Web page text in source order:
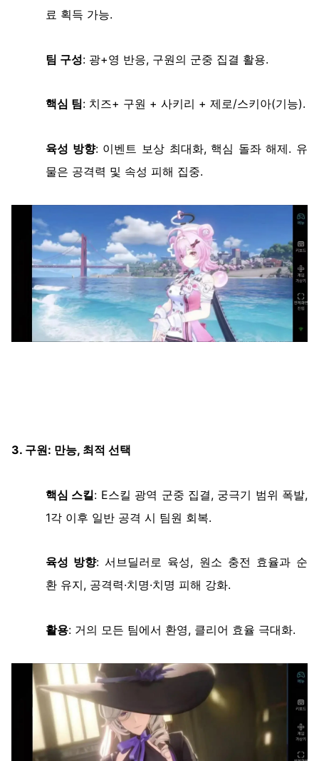
료 획득 가능.
팀 구성: 광+영 반응, 구원의 군중 집결 활용.
핵심 팀: 치즈+ 구원 + 사키리 + 제로/스키아(기능).
육성 방향: 이벤트 보상 최대화, 핵심 돌좌 해제. 유
물은 공격력 및 속성 피해 집중.
3. 구원: 만능, 최적 선택
핵심 스킬: E스킬 광역 군중 집결, 궁극기 범위 폭발,
1각 이후 일반 공격 시 팀원 회복.
육성 방향:서브딜러로 육성, 원소 충전 효율과 순
환 유지, 공격력·치명·치명 피해 강화.
활용: 거의 모든 팀에서 환영, 클리어 효율 극대화.